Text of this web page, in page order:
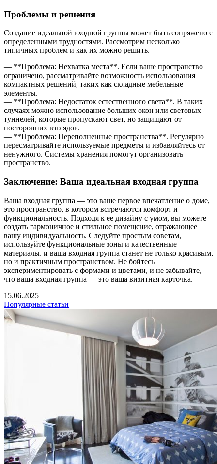
Проблемы и решения
Создание идеальной входной группы может быть сопряжено с
определенными трудностями. Рассмотрим несколько
типичных проблем и как их можно решить.
— **Проблема: Нехватка места**. Если ваше пространство
ограничено, рассматривайте возможность использования
компактных решений, таких как складные мебельные
элементы.
— **Проблема: Недостаток естественного света**. В таких
случаях можно использование больших окон или световых
туннелей, которые пропускают свет, но защищают от
посторонних взглядов.
— **Проблема: Переполненные пространства**. Регулярно
пересматривайте используемые предметы и избавляйтесь от
ненужного. Системы хранения помогут организовать
пространство.
Заключение: Ваша идеальная входная группа
Ваша входная группа — это ваше первое впечатление о доме,
это пространство, в котором встречаются комфорт и
функциональность. Подходя к ее дизайну с умом, вы можете
создать гармоничное и стильное помещение, отражающее
вашу индивидуальность. Следуйте простым советам,
используйте функциональные зоны и качественные
материалы, и ваша входная группа станет не только красивым,
но и практичным пространством. Не бойтесь
экспериментировать с формами и цветами, и не забывайте,
что ваша входная группа — это ваша визитная карточка.
15.06.2025
Популярные статьи